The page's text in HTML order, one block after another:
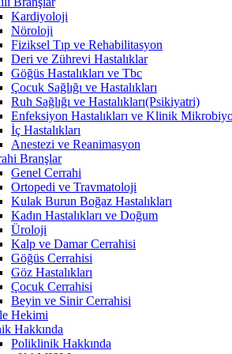
Kardiyoloji
Nöroloji
Fiziksel Tıp ve Rehabilitasyon
Deri ve Zührevi Hastalıklar
Göğüs Hastalıkları ve Tbc
Çocuk Sağlığı ve Hastalıkları
Ruh Sağlığı ve Hastalıkları(Psikiyatri)
Enfeksiyon Hastalıkları ve Klinik
İç Hastalıkları
Anestezi ve Reanimasyon
Branşlar
Genel Cerrahi
Ortopedi ve Travmatoloji
Kulak Burun Boğaz Hastalıkları
Kadın Hastalıkları ve Doğum
Üroloji
Kalp ve Damar Cerrahisi
Göğüs Cerrahisi
Göz Hastalıkları
Çocuk Cerrahisi
Beyin ve Sinir Cerrahisi
Hekimi
Hakkında
Poliklinik Hakkında